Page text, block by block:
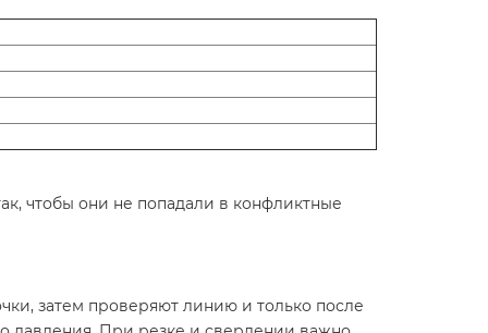
чтобы они не попадали в конфликтные
затем проверяют линию и только после